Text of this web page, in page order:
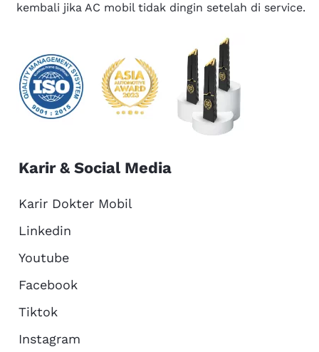
kembali jika AC mobil tidak dingin setelah di service.
Karir & Social Media
Karir Dokter Mobil
Linkedin
Youtube
Facebook
Tiktok
Instagram